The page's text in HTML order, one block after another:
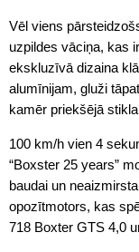
Vēl viens
uzpildes vāciņa, kas
ekskluzīvā dizaina
alumīnijam, gluži
kamēr priekšējā
100 km/h vien 4
“Boxster 25 years”
baudai un
opozītmotors, kas
718 Boxter GTS 4,0